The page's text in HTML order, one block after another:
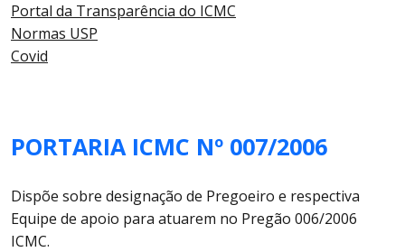
Portal da Transparência do ICMC
Normas USP
Covid
PORTARIA ICMC Nº 007/2006
Dispõe sobre designação de Pregoeiro e respectiva
Equipe de apoio para atuarem no Pregão 006/2006
ICMC.